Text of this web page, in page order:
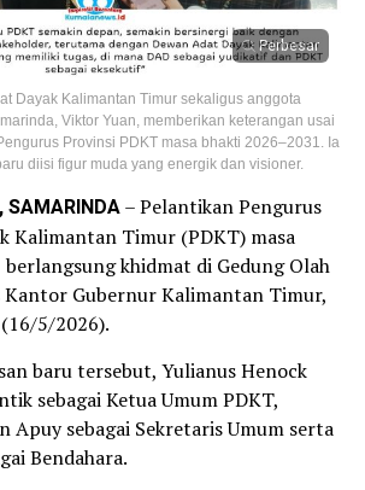
Perbesar
Dayak Kalimantan Timur sekaligus anggota
Viktor Yuan, memberikan keterangan usai
Provinsi PDKT masa bhakti 2026–2031. Ia
diisi figur muda yang energik dan visioner.
SAMARINDA– Pelantikan Pengurus
Kalimantan Timur (PDKT) masa
khidmat di Gedung Olah
Kantor Gubernur Kalimantan Timur,
5/2026).
baru tersebut, Yulianus Henock
sebagai Ketua Umum PDKT,
Apuy sebagai Sekretaris Umum serta
Bendahara.